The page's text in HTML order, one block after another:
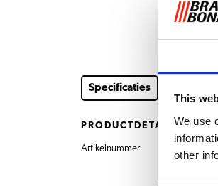
This
We use
other
Specificaties
PRODUCTDETAILS
Artikelnummer